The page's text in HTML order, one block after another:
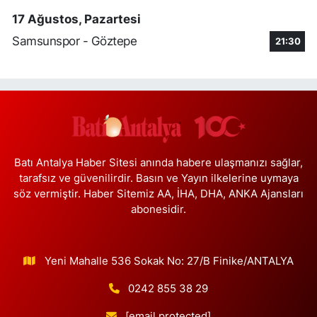
Tozkoparan Eczanesi
Mehmet Nesih Özmen Mahallesi Zeki Sokak No:28 A MEVLANA
Burak Eczanesi
Cevizlik Mahallesi Kırmızı Şebboy Sokak 15 A UZMANLAR TIP
OTOPARKIN SOKAĞI
0 (212) 583 28 03 Yol Tarifi Al
17 Ağustos, Pazartesi
Samsunspor - Göztepe
21:30
Batı Antalya Haber Sitesi anında habere ulaşmanızı sağlar,
tarafsız ve güvenilirdir. Basın ve Yayın ilkelerine uymaya
söz vermiştir. Haber Sitemiz AA, İHA, DHA, ANKA Ajansları
abonesidir.
Yeni Mahalle 536 Sokak No: 27/B Finike/ANTALYA
0242 855 38 29